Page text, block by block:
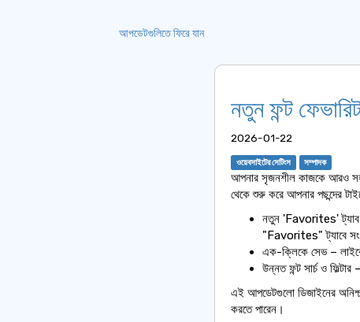
আপডেটগুলিতে ফিরে যান
নতুন ফন্ট
2026-01-22
ওয়েবসাইটের সেটিংস সম্পাদক
আপনার সৃজনশীল কাজকে আরও সহজ
থেকে শুরু করে আপনার পছন্দের
নতুন 'Favorites' ট্যাব –
"Favorites" ট্যাবে
এক-ক্লিকে সেভ –
উন্নত ফন্ট সার্চ ও
এই আপডেটগুলো ডিজাইনের
করতে পারেন।